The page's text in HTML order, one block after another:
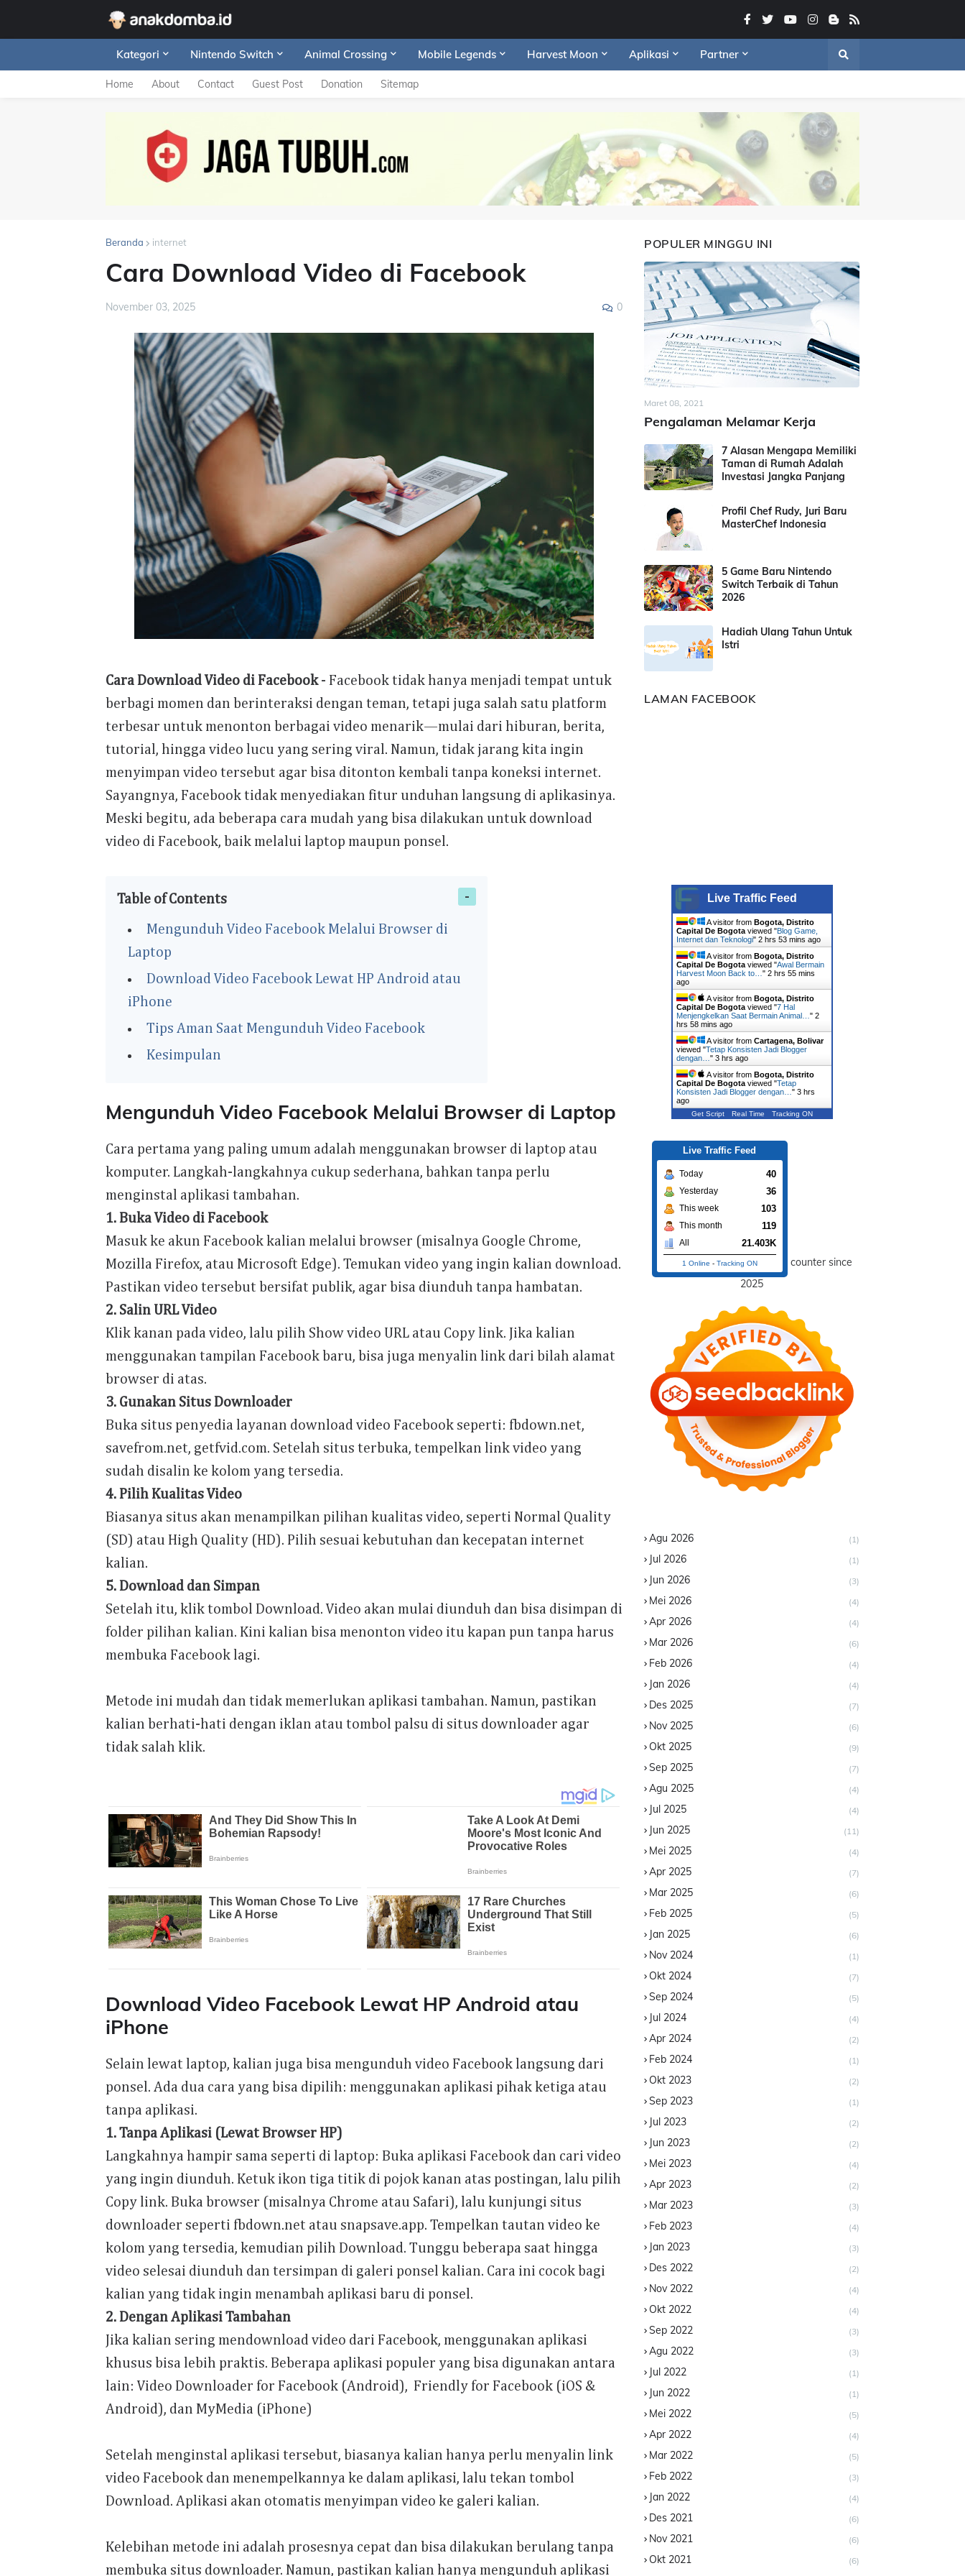
Kategori Nintendo Switch Animal Crossing Mobile Legends Harvest Moon Aplikasi Partner
Home About Contact Guest Post Donation Sitemap
Beranda internet
Cara Download Video di Facebook
November 03, 2025 0
Cara Download Video di Facebook- Facebook tidak hanya menjadi tempat untuk
berbagi momen dan berinteraksi dengan teman, tetapi juga salah satu platform
terbesar untuk menonton berbagai video menarik—mulai dari hiburan, berita,
tutorial, hingga video lucu yang sering viral. Namun, tidak jarang kita ingin
menyimpan video tersebut agar bisa ditonton kembali tanpa koneksi internet.
Sayangnya, Facebook tidak menyediakan fitur unduhan langsung di aplikasinya.
Meski begitu, ada beberapa cara mudah yang bisa dilakukan untuk download
video di Facebook, baik melalui laptop maupun ponsel.
Table of Contents
Mengunduh Video Facebook Melalui Browser di
Laptop
Download Video Facebook Lewat HP Android atau
iPhone
Tips Aman Saat Mengunduh Video Facebook
Kesimpulan
Mengunduh Video Facebook Melalui Browser di Laptop
Cara pertama yang paling umum adalah menggunakan browser di laptop atau
komputer. Langkah-langkahnya cukup sederhana, bahkan tanpa perlu
menginstal aplikasi tambahan.
1. Buka Video di Facebook
Masuk ke akun Facebook kalian melalui browser (misalnya Google Chrome,
Mozilla Firefox, atau Microsoft Edge). Temukan video yang ingin kalian download.
Pastikan video tersebut bersifat publik, agar bisa diunduh tanpa hambatan.
2. Salin URL Video
Klik kanan pada video, lalu pilih Show video URL atau Copy link. Jika kalian
menggunakan tampilan Facebook baru, bisa juga menyalin link dari bilah alamat
browser di atas.
3. Gunakan Situs Downloader
Buka situs penyedia layanan download video Facebook seperti: fbdown.net,
savefrom.net, getfvid.com. Setelah situs terbuka, tempelkan link video yang
sudah disalin ke kolom yang tersedia.
4. Pilih Kualitas Video
Biasanya situs akan menampilkan pilihan kualitas video, seperti Normal Quality
(SD) atau High Quality (HD). Pilih sesuai kebutuhan dan kecepatan internet
kalian.
5. Download dan Simpan
Setelah itu, klik tombol Download. Video akan mulai diunduh dan bisa disimpan di
folder pilihan kalian. Kini kalian bisa menonton video itu kapan pun tanpa harus
membuka Facebook lagi.
Metode ini mudah dan tidak memerlukan aplikasi tambahan. Namun, pastikan
kalian berhati-hati dengan iklan atau tombol palsu di situs downloader agar
tidak salah klik.
Download Video Facebook Lewat HP Android atau
iPhone
Selain lewat laptop, kalian juga bisa mengunduh video Facebook langsung dari
ponsel. Ada dua cara yang bisa dipilih: menggunakan aplikasi pihak ketiga atau
tanpa aplikasi.
1. Tanpa Aplikasi (Lewat Browser HP)
Langkahnya hampir sama seperti di laptop: Buka aplikasi Facebook dan cari video
yang ingin diunduh. Ketuk ikon tiga titik di pojok kanan atas postingan, lalu pilih
Copy link. Buka browser (misalnya Chrome atau Safari), lalu kunjungi situs
downloader seperti fbdown.net atau snapsave.app. Tempelkan tautan video ke
kolom yang tersedia, kemudian pilih Download. Tunggu beberapa saat hingga
video selesai diunduh dan tersimpan di galeri ponsel kalian. Cara ini cocok bagi
kalian yang tidak ingin menambah aplikasi baru di ponsel.
2. Dengan Aplikasi Tambahan
Jika kalian sering mendownload video dari Facebook, menggunakan aplikasi
khusus bisa lebih praktis. Beberapa aplikasi populer yang bisa digunakan antara
lain: Video Downloader for Facebook (Android), Friendly for Facebook (iOS &
Android), dan MyMedia (iPhone)
Setelah menginstal aplikasi tersebut, biasanya kalian hanya perlu menyalin link
video Facebook dan menempelkannya ke dalam aplikasi, lalu tekan tombol
Download. Aplikasi akan otomatis menyimpan video ke galeri kalian.
Kelebihan metode ini adalah prosesnya cepat dan bisa dilakukan berulang tanpa
membuka situs downloader. Namun, pastikan kalian hanya mengunduh aplikasi
POPULER MINGGU INI
Maret 08, 2021
Pengalaman Melamar Kerja
7 Alasan Mengapa Memiliki
Taman di Rumah Adalah
Investasi Jangka Panjang
Profil Chef Rudy, Juri Baru
MasterChef Indonesia
5 Game Baru Nintendo
Switch Terbaik di Tahun
2026
Hadiah Ulang Tahun Untuk
Istri
LAMAN FACEBOOK
Live Traffic Feed
A visitor from Bogota, Distrito
Capital De Bogotaviewed "Blog Game,
Internet dan Teknologi" 2 hrs 53 mins ago
A visitor from Bogota, Distrito
Capital De Bogotaviewed "Awal Bermain
Harvest Moon Back to… " 2 hrs 55 mins
ago
A visitor from Bogota, Distrito
Capital De Bogotaviewed "7 Hal
Menjengkelkan Saat Bermain Animal… " 2
hrs 58 mins ago
A visitor from Cartagena, Bolivar
viewed "Tetap Konsisten Jadi Blogger
dengan… " 3 hrs ago
A visitor from Bogota, Distrito
Capital De Bogotaviewed "Tetap
Konsisten Jadi Blogger dengan… " 3 hrs
ago
Get Script Real Time Tracking ON
Live Traffic Feed
Today 40
Yesterday 36
This week 103
This month 119
All 21.403K
1 Online - Tracking ON
counter since
2025
Agu 2026 (1)
Jul 2026 (1)
Jun 2026 (3)
Mei 2026 (4)
Apr 2026 (4)
Mar 2026 (6)
Feb 2026 (4)
Jan 2026 (4)
Des 2025 (7)
Nov 2025 (6)
Okt 2025 (9)
Sep 2025 (7)
Agu 2025 (4)
Jul 2025 (4)
Jun 2025 (11)
Mei 2025 (4)
Apr 2025 (7)
Mar 2025 (6)
Feb 2025 (5)
Jan 2025 (6)
Nov 2024 (1)
Okt 2024 (7)
Sep 2024 (5)
Jul 2024 (4)
Apr 2024 (2)
Feb 2024 (1)
Okt 2023 (2)
Sep 2023 (1)
Jul 2023 (2)
Jun 2023 (2)
Mei 2023 (4)
Apr 2023 (2)
Mar 2023 (3)
Feb 2023 (4)
Jan 2023 (3)
Des 2022 (2)
Nov 2022 (4)
Okt 2022 (4)
Sep 2022 (3)
Agu 2022 (3)
Jul 2022 (1)
Jun 2022 (1)
Mei 2022 (5)
Apr 2022 (4)
Mar 2022 (5)
Feb 2022 (3)
Jan 2022 (4)
Des 2021 (6)
Nov 2021 (6)
Okt 2021 (6)